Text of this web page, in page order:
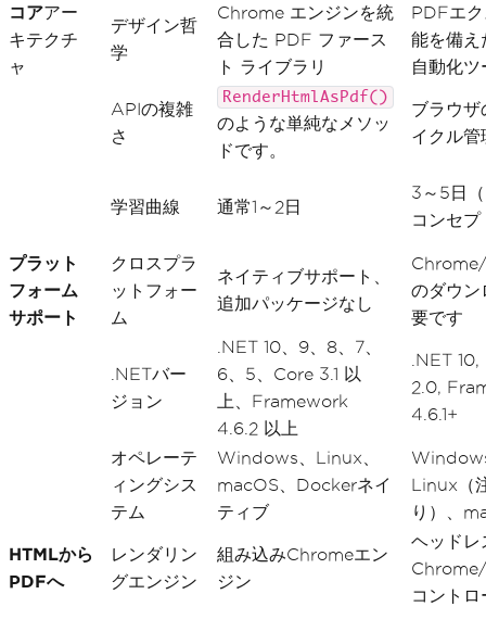
コアアー
キテクチ
ャ
デザイン哲
学
Chrome エンジンを統
合した PDF ファース
ト ライブラリ
PDFエ
能を備え
自動化ツ
APIの複雑
さ
RenderHtmlAsPdf()
のような単純なメソッ
ドです。
ブラウザ
イクル管
学習曲線 通常1～2日
3～5日
コンセプ
プラット
フォーム
サポート
クロスプラ
ットフォー
ム
ネイティブサポート、
追加パッケージなし
のダウン
要です
.NETバー
ジョン
.NET 10、9、8、7、
6、5、Core 3.1 以
上、Framework
4.6.2 以上
.NET
2.0,
4.6.1+
オペレーテ
ィングシス
テム
Windows、Linux、
macOS、Dockerネイ
ティブ
Linux（
り）、
HTMLから
PDFへ
レンダリン
グエンジン
組み込みChromeエン
ジン
ヘッドレ
コントロ